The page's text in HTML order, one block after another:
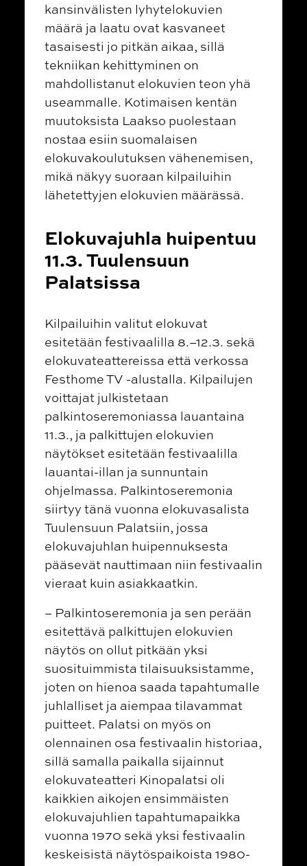
kansinvälisten lyhytelokuvien
määrä ja laatu ovat kasvaneet
tasaisesti jo pitkän aikaa, sillä
tekniikan kehittyminen on
mahdollistanut elokuvien teon yhä
useammalle. Kotimaisen kentän
muutoksista Laakso puolestaan
nostaa esiin suomalaisen
elokuvakoulutuksen vähenemisen,
mikä näkyy suoraan kilpailuihin
lähetettyjen elokuvien määrässä.
Elokuvajuhla huipentuu
11.3. Tuulensuun
Palatsissa
Kilpailuihin valitut elokuvat
esitetään festivaalilla 8.–12.3. sekä
elokuvateattereissa että verkossa
Festhome TV -alustalla. Kilpailujen
voittajat julkistetaan
palkintoseremoniassa lauantaina
11.3., ja palkittujen elokuvien
näytökset esitetään festivaalilla
lauantai-illan ja sunnuntain
ohjelmassa. Palkintoseremonia
siirtyy tänä vuonna elokuvasalista
Tuulensuun Palatsiin, jossa
elokuvajuhlan huipennuksesta
pääsevät nauttimaan niin festivaalin
vieraat kuin asiakkaatkin.
– Palkintoseremonia ja sen perään
esitettävä palkittujen elokuvien
näytös on ollut pitkään yksi
suosituimmista tilaisuuksistamme,
joten on hienoa saada tapahtumalle
juhlalliset ja aiempaa tilavammat
puitteet. Palatsi on myös on
olennainen osa festivaalin historiaa,
sillä samalla paikalla sijainnut
elokuvateatteri Kinopalatsi oli
kaikkien aikojen ensimmäisten
elokuvajuhlien tapahtumapaikka
vuonna 1970 sekä yksi festivaalin
keskeisistä näytöspaikoista 1980-